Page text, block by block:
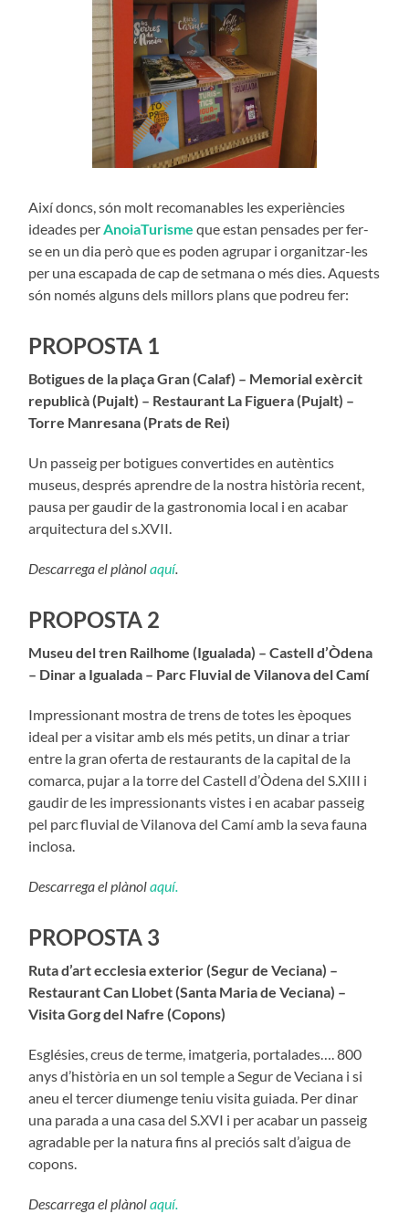
Així doncs, són molt recomanables les experiències
ideades per AnoiaTurisme que estan pensades per fer-
se en un dia però que es poden agrupar i organitzar-les
per una escapada de cap de setmana o més dies. Aquests
són només alguns dels millors plans que podreu fer:
PROPOSTA 1
Botigues de la plaça Gran (Calaf) – Memorial exèrcit
republicà (Pujalt) – Restaurant La Figuera (Pujalt) –
Torre Manresana (Prats de Rei)
Un passeig per botigues convertides en autèntics
museus, després aprendre de la nostra història recent,
pausa per gaudir de la gastronomia local i en acabar
arquitectura del s.XVII.
Descarrega el plànolaquí.
PROPOSTA 2
Museu del tren Railhome (Igualada) – Castell d’Òdena
– Dinar a Igualada – Parc Fluvial de Vilanova del Camí
Impressionant mostra de trens de totes les èpoques
ideal per a visitar amb els més petits, un dinar a triar
entre la gran oferta de restaurants de la capital de la
comarca, pujar a la torre del Castell d’Òdena del S.XIII i
gaudir de les impressionants vistes i en acabar passeig
pel parc fluvial de Vilanova del Camí amb la seva fauna
inclosa.
Descarrega el plànolaquí.
PROPOSTA 3
Ruta d’art ecclesia exterior (Segur de Veciana) –
Restaurant Can Llobet (Santa Maria de Veciana) –
Visita Gorg del Nafre (Copons)
Esglésies, creus de terme, imatgeria, portalades…. 800
anys d’història en un sol temple a Segur de Veciana i si
aneu el tercer diumenge teniu visita guiada. Per dinar
una parada a una casa del S.XVI i per acabar un passeig
agradable per la natura fins al preciós salt d’aigua de
copons.
Descarrega el plànolaquí.